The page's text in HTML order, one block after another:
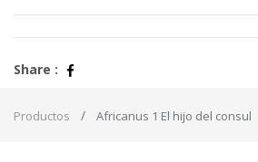
Share :
Productos Africanus 1 El hijo del consul